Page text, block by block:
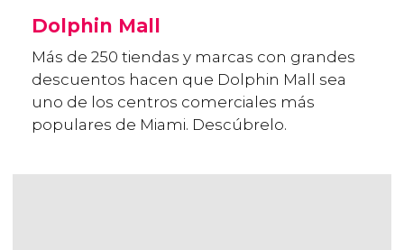
Dolphin Mall
Más de 250 tiendas y marcas con grandes
descuentos hacen que Dolphin Mall sea
uno de los centros comerciales más
populares de Miami. Descúbrelo.